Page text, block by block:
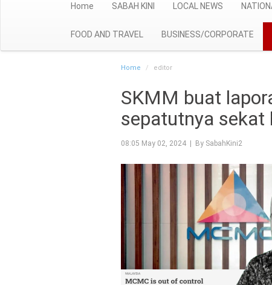
Home SABAH KINI LOCAL NEWS
FOOD AND TRAVEL BUSINESS/CORPORATE
Home editor
SKMM buat
sepatutnya sekat
08:05 May 02, 2024 | By SabahKini2